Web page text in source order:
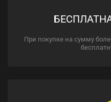
При покупке на сумму